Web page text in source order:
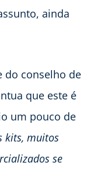
ainda
do conselho de
que este é
um pouco de
kits, muitos
se